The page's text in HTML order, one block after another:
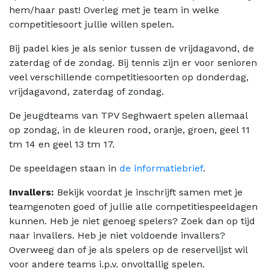
hem/haar past! Overleg met je team in welke
competitiesoort jullie willen spelen.
Bij padel kies je als senior tussen de vrijdagavond, de
zaterdag of de zondag. Bij tennis zijn er voor senioren
veel verschillende competitiesoorten op donderdag,
vrijdagavond, zaterdag of zondag.
De jeugdteams van TPV Seghwaert spelen allemaal
op zondag, in de kleuren rood, oranje, groen, geel 11
tm 14 en geel 13 tm 17.
De speeldagen staan in de informatiebrief.
Invallers: Bekijk voordat je inschrijft samen met je
teamgenoten goed of jullie alle competitiespeeldagen
kunnen. Heb je niet genoeg spelers? Zoek dan op tijd
naar invallers. Heb je niet voldoende invallers?
Overweeg dan of je als spelers op de reservelijst wil
voor andere teams i.p.v. onvoltallig spelen.